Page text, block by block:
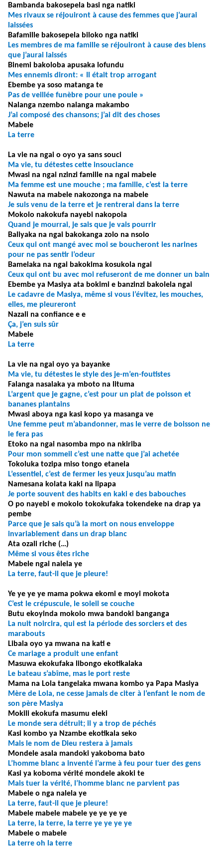
Bambanda bakosepela basi nga natiki
Mes rivaux se réjouiront à cause des femmes que j’aurai
laissées
Bafamille bakosepela biloko nga natiki
Les membres de ma famille se réjouiront à cause des biens
que j’aurai laissés
Binemi bakoloba apusaka lofundu
Mes ennemis diront: « Il était trop arrogant
Ebembe ya soso matanga te
Pas de veillée funèbre pour une poule »
Nalanga nzembo nalanga makambo
J’ai composé des chansons; j’ai dit des choses
Mabele
La terre
La vie na ngai o oyo ya sans souci
Ma vie, tu détestes cette insouciance
Mwasi na ngai nzinzi famille na ngai mabele
Ma femme est une mouche ; ma famille, c’est la terre
Nawuta na mabele nakozonga na mabele
Je suis venu de la terre et je rentrerai dans la terre
Mokolo nakokufa nayebi nakopola
Quand je mourrai, je sais que je vais pourrir
Baliyaka na ngai bakokanga zolo na nsolo
Ceux qui ont mangé avec moi se boucheront les narines
pour ne pas sentir l’odeur
Bamelaka na ngai bakokima kosukola ngai
Ceux qui ont bu avec moi refuseront de me donner un bain
Ebembe ya Masiya ata bokimi e banzinzi bakolela ngai
Le cadavre de Masiya, même si vous l’évitez, les mouches,
elles, me pleureront
Nazali na confiance e e
Ça, j’en suis sûr
Mabele
La terre
La vie na ngai oyo ya bayanke
Ma vie, tu détestes le style des je-m’en-foutistes
Falanga nasalaka ya mboto na lituma
L’argent que je gagne, c’est pour un plat de poisson et
bananes plantains
Mwasi aboya nga kasi kopo ya masanga ve
Une femme peut m’abandonner, mas le verre de boisson ne
le fera pas
Etoko na ngai nasomba mpo na nkiriba
Pour mon sommeil c’est une natte que j’ai achetée
Tokoluka tozipa miso tongo etanela
L’essentiel, c’est de fermer les yeux jusqu’au matin
Namesana kolata kaki na lipapa
Je porte souvent des habits en kaki e des babouches
O po nayebi e mokolo tokokufaka tokendeke na drap ya
pembe
Parce que je sais qu’à la mort on nous enveloppe
invariablement dans un drap blanc
Ata ozali riche (…)
Même si vous êtes riche
Mabele ngai nalela ye
La terre, faut-il que je pleure!
Ye ye ye ye mama pokwa ekomi e moyi mokota
C’est le crépuscule, le soleil se couche
Butu ekoyinda mokolo mwa bandoki banganga
La nuit noircira, qui est la période des sorciers et des
marabouts
Libala oyo ya mwana na kati e
Ce mariage a produit une enfant
Masuwa ekokufaka libongo ekotikalaka
Le bateau s’abîme, mas le port reste
Mama na Lola tangelaka mwana kombo ya Papa Masiya
Mère de Lola, ne cesse jamais de citer à l’enfant le nom de
son père Masiya
Mokili ekokufa masumu eleki
Le monde sera détruit; il y a trop de péchés
Kasi kombo ya Nzambe ekotikala seko
Mais le nom de Dieu restera à jamais
Mondele asala mandoki yakoboma bato
L’homme blanc a inventé l’arme à feu pour tuer des gens
Kasi ya koboma vérité mondele akoki te
Mais tuer la vérité, l’homme blanc ne parvient pas
Mabele o nga nalela ye
La terre, faut-il que je pleure!
Mabele mabele mabele ye ye ye ye
La terre, la terre, la terre ye ye ye ye
Mabele o mabele
La terre oh la terre